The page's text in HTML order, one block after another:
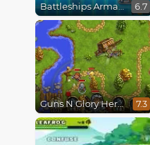
Battleships Armada 6.7
Guns N Glory Heroes 7.3